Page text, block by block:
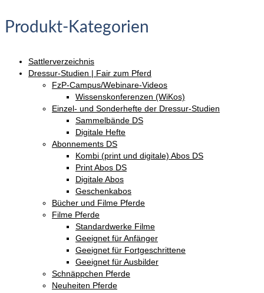
auf
gewählt
werden
Produkt-Kategorien
Sattlerverzeichnis
Dressur-Studien | Fair zum Pferd
FzP-Campus/Webinare-Videos
Wissenskonferenzen (WiKos)
Einzel- und Sonderhefte der Dressur-Studien
Sammelbände DS
Digitale Hefte
Abonnements DS
Kombi (print und digitale) Abos DS
Print Abos DS
Digitale Abos
Geschenkabos
Bücher und Filme Pferde
Filme Pferde
Standardwerke Filme
Geeignet für Anfänger
Geeignet für Fortgeschrittene
Geeignet für Ausbilder
Schnäppchen Pferde
Neuheiten Pferde